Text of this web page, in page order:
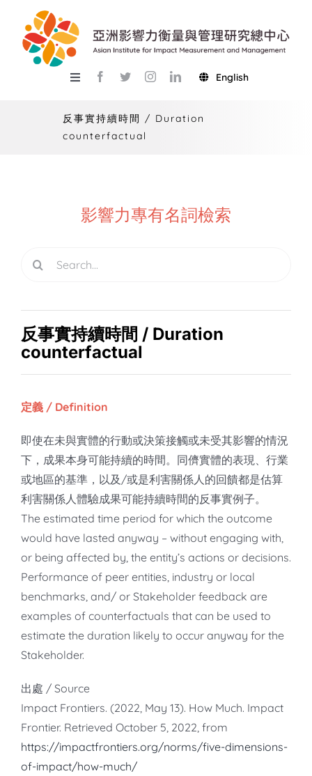
content
Toggle
知識庫
亞洲影響力管理評論
English
反事實持續時間 / Duration
counterfactual
影響力專有名詞檢索
Search
反事實持續時間 / Duration
counterfactual
定義 / Definition
即使在未與實體的行動或決策接觸或未受其影響的情況
下，成果本身可能持續的時間。同儕實體的表現、行業
或地區的基準，以及/或是利害關係人的回饋都是估算
利害關係人體驗成果可能持續時間的反事實例子。
The estimated time period for which the outcome
would have lasted anyway – without engaging with,
or being affected by, the entity’s actions or decisions.
Performance of peer entities, industry or local
benchmarks, and/ or Stakeholder feedback are
examples of counterfactuals that can be used to
estimate the duration likely to occur anyway for the
Stakeholder.
出處 / Source
Impact Frontiers. (2022, May 13). How Much. Impact
Frontier. Retrieved October 5, 2022, from
https://impactfrontiers.org/norms/five-dimensions-
of-impact/how-much/